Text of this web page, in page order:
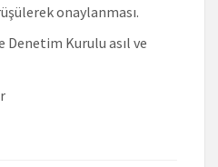
onaylanması.
Denetim Kurulu asıl ve